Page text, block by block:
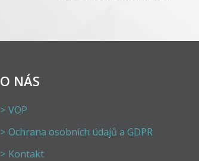
O NÁS
VOP
Ochrana osobních údajů a GDPR
Kontakt